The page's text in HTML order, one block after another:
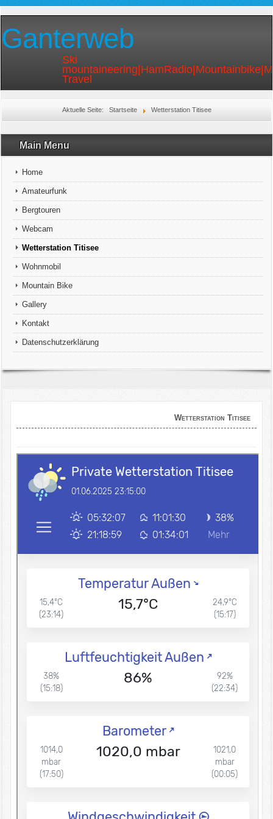
Ganterweb
Ski
Travel
Aktuelle Seite: Startseite Wetterstation Titisee
Main Menu
Home
Amateurfunk
Bergtouren
Webcam
Wetterstation Titisee
Wohnmobil
Mountain Bike
Gallery
Kontakt
Datenschutzerklärung
Wetterstation Titisee